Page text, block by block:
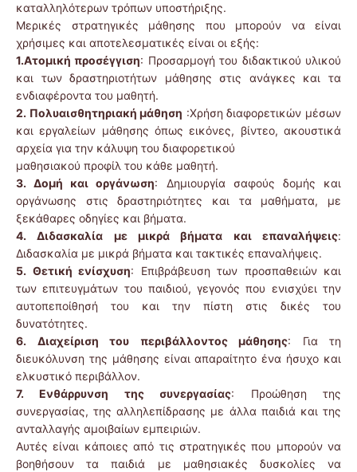
καταλληλότερων τρόπων υποστήριξης.
Μερικές στρατηγικές μάθησης που μπορούν να είναι
χρήσιμες και αποτελεσματικές είναι οι εξής:
1.Ατομική προσέγγιση: Προσαρμογή του διδακτικού υλικού
και των δραστηριοτήτων μάθησης στις ανάγκες και τα
ενδιαφέροντα του μαθητή.
2. Πολυαισθητηριακή μάθηση :Χρήση διαφορετικών μέσων
και εργαλείων μάθησης όπως εικόνες, βίντεο, ακουστικά
αρχεία για την κάλυψη του διαφορετικού
μαθησιακού προφίλ του κάθε μαθητή.
3. Δομή και οργάνωση: Δημιουργία σαφούς δομής και
οργάνωσης στις δραστηριότητες και τα μαθήματα, με
ξεκάθαρες οδηγίες και βήματα.
4. Διδασκαλία με μικρά βήματα και επαναλήψεις:
Διδασκαλία με μικρά βήματα και τακτικές επαναλήψεις.
5. Θετική ενίσχυση: Επιβράβευση των προσπαθειών και
των επιτευγμάτων του παιδιού, γεγονός που ενισχύει την
αυτοπεποίθησή του και την πίστη στις δικές του
δυνατότητες.
6. Διαχείριση του περιβάλλοντος μάθησης: Για τη
διευκόλυνση της μάθησης είναι απαραίτητο ένα ήσυχο και
ελκυστικό περιβάλλον.
7. Ενθάρρυνση της συνεργασίας: Προώθηση της
συνεργασίας, της αλληλεπίδρασης με άλλα παιδιά και της
ανταλλαγής αμοιβαίων εμπειριών.
Αυτές είναι κάποιες από τις στρατηγικές που μπορούν να
βοηθήσουν τα παιδιά με μαθησιακές δυσκολίες να